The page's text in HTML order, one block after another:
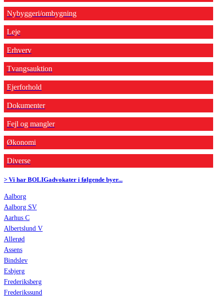
Nybyggeri/ombygning
Leje
Erhverv
Tvangsauktion
Ejerforhold
Dokumenter
Fejl og mangler
Økonomi
Diverse
> Vi har BOLIGadvokater i følgende byer...
Aalborg
Aalborg SV
Aarhus C
Albertslund V
Allerød
Assens
Bindslev
Esbjerg
Frederiksberg
Frederikssund